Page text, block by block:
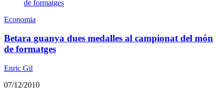
Economia
Betara guanya dues medalles al campionat del món
de formatges
Enric Gil
07/12/2010